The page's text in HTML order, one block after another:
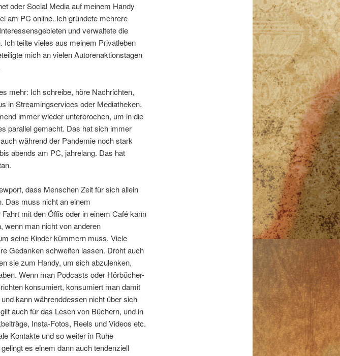
oder Social Media auf meinem Handy
am PC online. Ich gründete mehrere
und verwaltete die
Ich teilte vieles aus meinem Privatleben
mich an vielen Autorenaktionstagen
mehr: Ich schreibe, höre Nachrichten,
in Streamingservices oder Mediatheken.
immer wieder unterbrochen, um in die
parallel gemacht. Das hat sich immer
während der Pandemie noch stark
abends am PC, jahrelang. Das hat
dass Menschen Zeit für sich allein
Das muss nicht an einem
mit den Öffis oder in einem Café kann
wenn man nicht von anderen
seine Kinder kümmern muss. Viele
Gedanken schweifen lassen. Droht auch
sie zum Handy, um sich abzulenken,
Wenn man Podcasts oder Hörbücher-
konsumiert, konsumiert man damit
kann währenddessen nicht über sich
auch für das Lesen von Büchern, und in
Insta-Fotos, Reels und Videos etc.
Kontakte und so weiter in Ruhe
es einem dann auch tendenziell